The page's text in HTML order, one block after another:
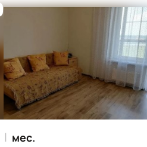
Посмотреть все
фото
| мес.